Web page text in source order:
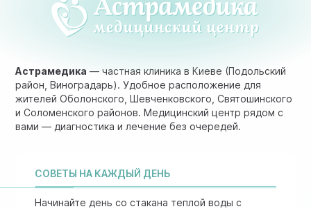
Астрамедика — частная клиника в Киеве (Подольский
район, Виноградарь). Удобное расположение для
жителей Оболонского, Шевченковского, Святошинского
и Соломенского районов. Медицинский центр рядом с
вами — диагностика и лечение без очередей.
СОВЕТЫ НА КАЖДЫЙ ДЕНЬ
Начинайте день со стакана теплой воды с